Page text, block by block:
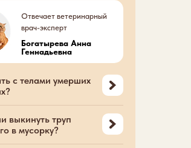
Отвечает ветеринарный
врач-эксперт
Богатырева Анна
Геннадьевна
с телами умерших
выкинуть труп
в мусорку?